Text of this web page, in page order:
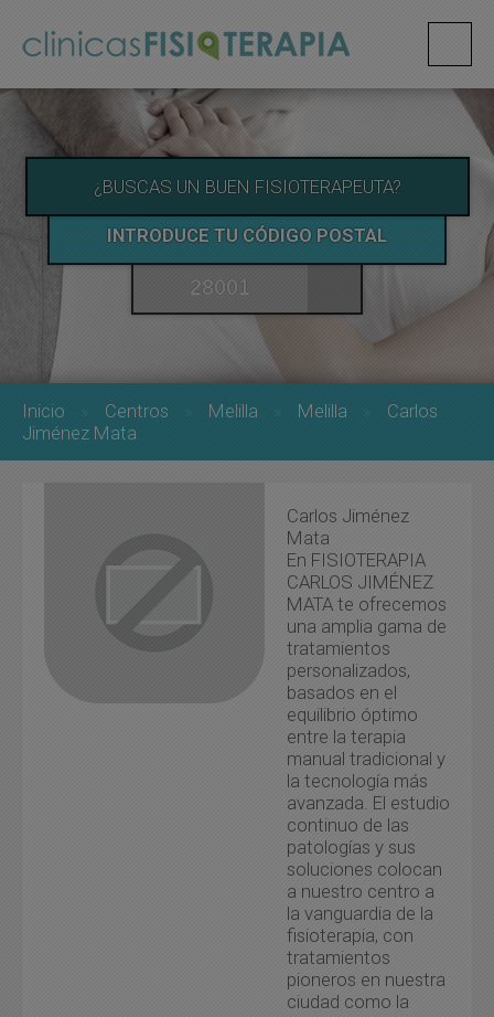
¿BUSCAS UN BUEN FISIOTERAPEUTA?
INTRODUCE TU CÓDIGO POSTAL
Inicio Centros Melilla Melilla
Carlos
Jiménez Mata
Carlos Jiménez
Mata
En FISIOTERAPIA
CARLOS JIMÉNEZ
MATA te ofrecemos
una amplia gama de
tratamientos
personalizados,
basados en el
equilibrio óptimo
entre la terapia
manual tradicional y
la tecnología más
avanzada. El estudio
continuo de las
patologías y sus
soluciones colocan
a nuestro centro a
la vanguardia de la
fisioterapia, con
tratamientos
pioneros en nuestra
ciudad como la